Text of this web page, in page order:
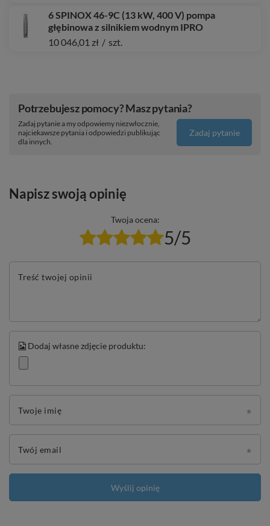
6 SPINOX 46-9C (13 kW, 400 V) pompa
głębinowa z silnikiem wodnym IPRO
10 046,01 zł / szt.
Potrzebujesz pomocy? Masz pytania?
Zadaj pytanie a my odpowiemy niezwłocznie,
najciekawsze pytania i odpowiedzi publikując
dla innych.
Zadaj pytanie
Napisz swoją opinię
Twoja ocena:
5/5
Treść twojej opinii
Dodaj własne zdjęcie produktu:
Twoje imię
Twój email
Wyślij opinię